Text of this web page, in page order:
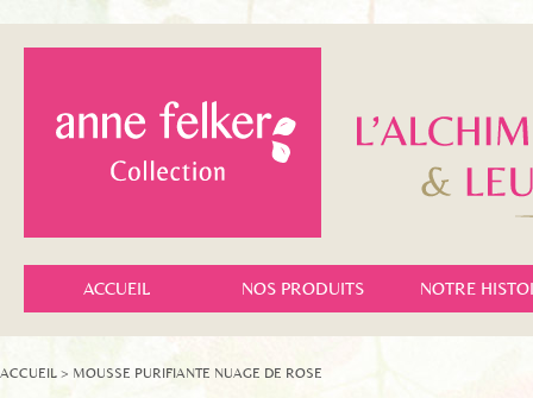
ACCUEIL NOS PRODUITS NOTRE
ACCUEIL > MOUSSE PURIFIANTE NUAGE DE ROSE